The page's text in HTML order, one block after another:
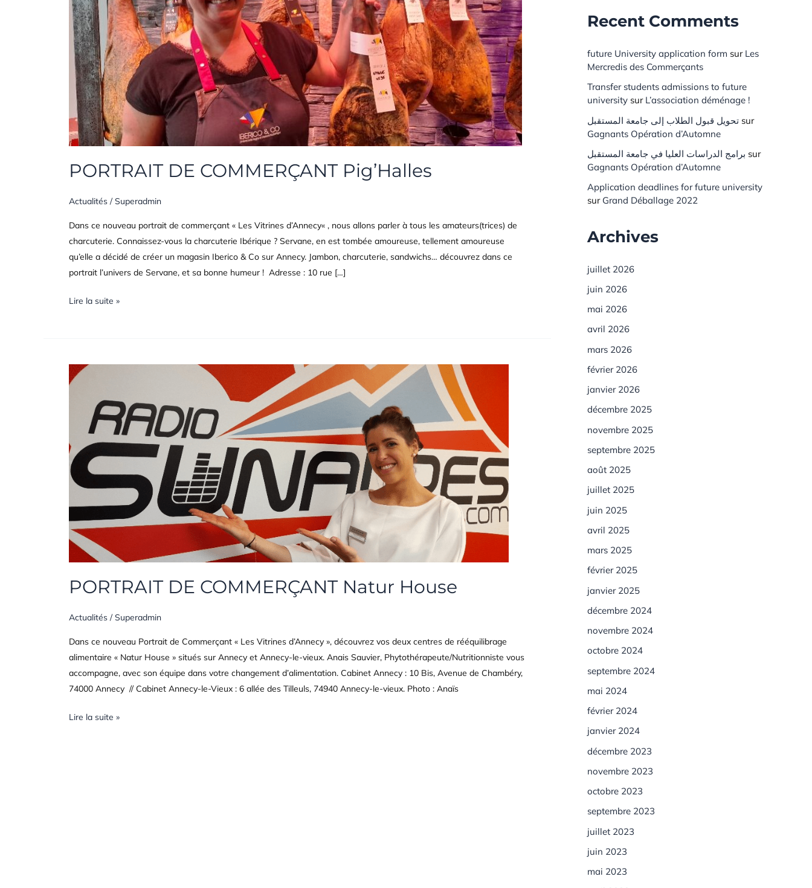
PORTRAIT DE COMMERÇANT Pig’Halles
Actualités /Superadmin
Dans ce nouveau portrait de commerçant « Les Vitrines d’Annecy« , nous allons parler à tous les amateurs(trices) de
charcuterie. Connaissez-vous la charcuterie Ibérique ? Servane, en est tombée amoureuse, tellement amoureuse
qu’elle a décidé de créer un magasin Iberico & Co sur Annecy. Jambon, charcuterie, sandwichs… découvrez dans ce
portrait l’univers de Servane, et sa bonne humeur ! Adresse : 10 rue […]
Lire la suite »
PORTRAIT DE COMMERÇANT Natur House
Actualités /Superadmin
Dans ce nouveau Portrait de Commerçant « Les Vitrines d’Annecy », découvrez vos deux centres de rééquilibrage
alimentaire « Natur House » situés sur Annecy et Annecy-le-vieux. Anais Sauvier, Phytothérapeute/Nutritionniste vous
accompagne, avec son équipe dans votre changement d’alimentation. Cabinet Annecy : 10 Bis, Avenue de Chambéry,
74000 Annecy // Cabinet Annecy-le-Vieux : 6 allée des Tilleuls, 74940 Annecy-le-vieux. Photo : Anaïs
PORTRAIT
DE
COMMERÇANT
House
Lire la suite »
Recent Comments
future University application form sur Les
Mercredis des Commerçants
Transfer students admissions to future
university sur L’association déménage !
تحويل قبول الطلاب إلى جامعة المستقبل sur
Gagnants Opération d’Automne
برامج الدراسات العليا في جامعة المستقبل sur
Gagnants Opération d’Automne
Application deadlines for future university
sur Grand Déballage 2022
Archives
juillet 2026
juin 2026
mai 2026
avril 2026
mars 2026
février 2026
janvier 2026
décembre 2025
novembre 2025
septembre 2025
août 2025
juillet 2025
juin 2025
avril 2025
mars 2025
février 2025
janvier 2025
décembre 2024
novembre 2024
octobre 2024
septembre 2024
mai 2024
février 2024
janvier 2024
décembre 2023
novembre 2023
octobre 2023
septembre 2023
juillet 2023
juin 2023
mai 2023